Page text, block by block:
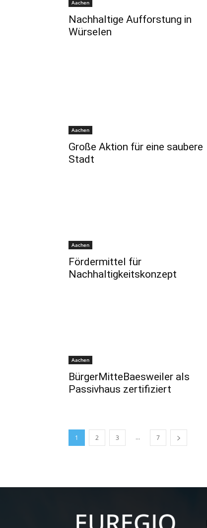
Aachen
Nachhaltige Aufforstung in
Würselen
Aachen
Große Aktion für eine saubere
Stadt
Aachen
Fördermittel für
Nachhaltigkeitskonzept
Aachen
BürgerMitteBaesweiler als
Passivhaus zertifiziert
1 2 3 ... 7